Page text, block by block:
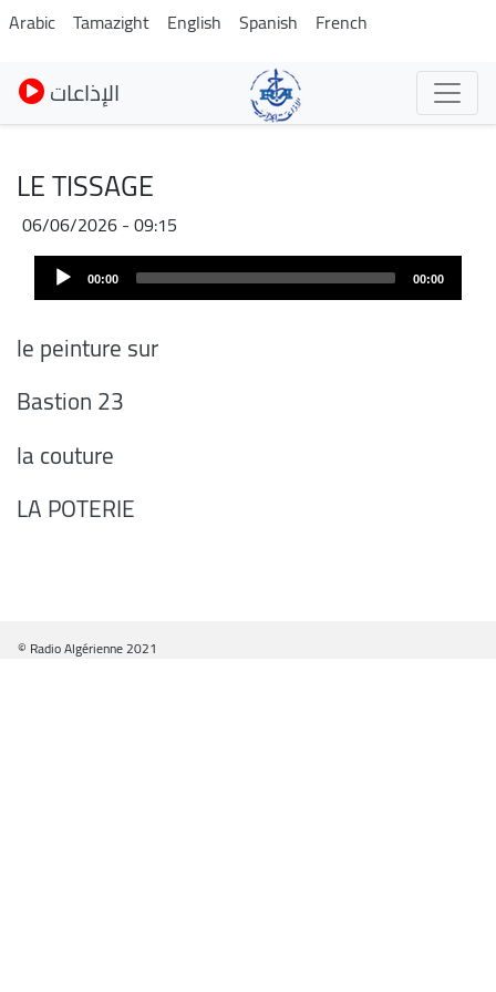
Skip
to
main
content
Arabic Tamazight English Spanish French
الإذاعات
LE TISSAGE
06/06/2026 - 09:15
Audio
Player 00:00 00:00
le peinture sur
Bastion 23
la couture
LA POTERIE
© Radio Algérienne 2021